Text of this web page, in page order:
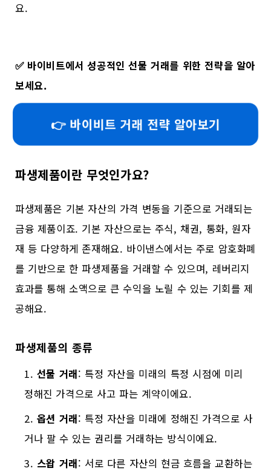
요.
✅ 바이비트에서 성공적인 선물 거래를 위한 전략을 알아
보세요.
👉 바이비트 거래 전략 알아보기
파생제품이란 무엇인가요?
파생제품은 기본 자산의 가격 변동을 기준으로 거래되는
금융 제품이죠. 기본 자산으로는 주식, 채권, 통화, 원자
재 등 다양하게 존재해요. 바이낸스에서는 주로 암호화폐
를 기반으로 한 파생제품을 거래할 수 있으며, 레버리지
효과를 통해 소액으로 큰 수익을 노릴 수 있는 기회를 제
공해요.
파생제품의 종류
선물 거래: 특정 자산을 미래의 특정 시점에 미리
정해진 가격으로 사고 파는 계약이에요.
옵션 거래: 특정 자산을 미래에 정해진 가격으로 사
거나 팔 수 있는 권리를 거래하는 방식이에요.
스왑 거래: 서로 다른 자산의 현금 흐름을 교환하는